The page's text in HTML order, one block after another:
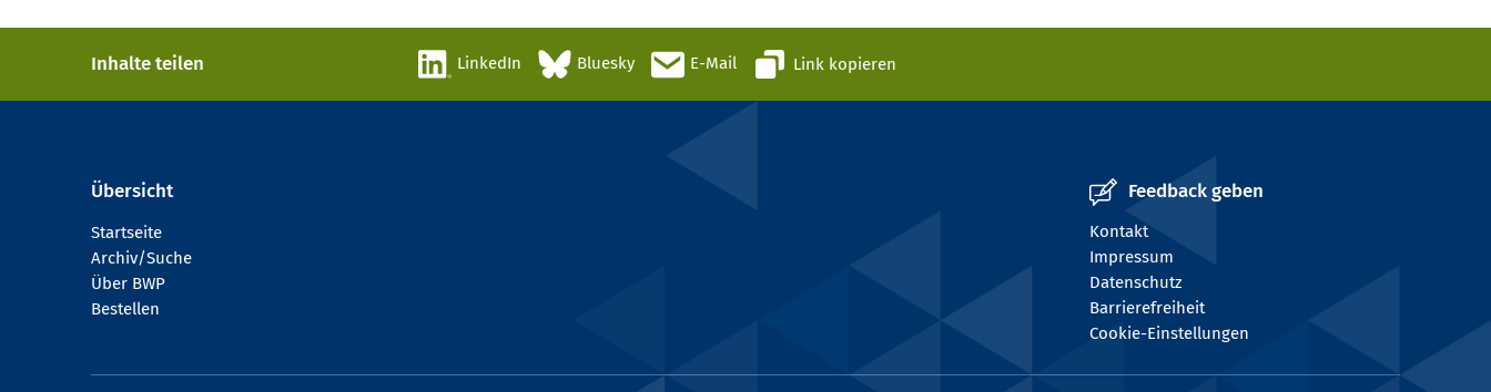
Inhalte teilen LinkedIn Bluesky E-Mail Link kopieren
Übersicht
Startseite
Archiv/Suche
Über BWP
Bestellen
Feedback geben
Kontakt
Impressum
Datenschutz
Barrierefreiheit
Cookie-Einstellungen